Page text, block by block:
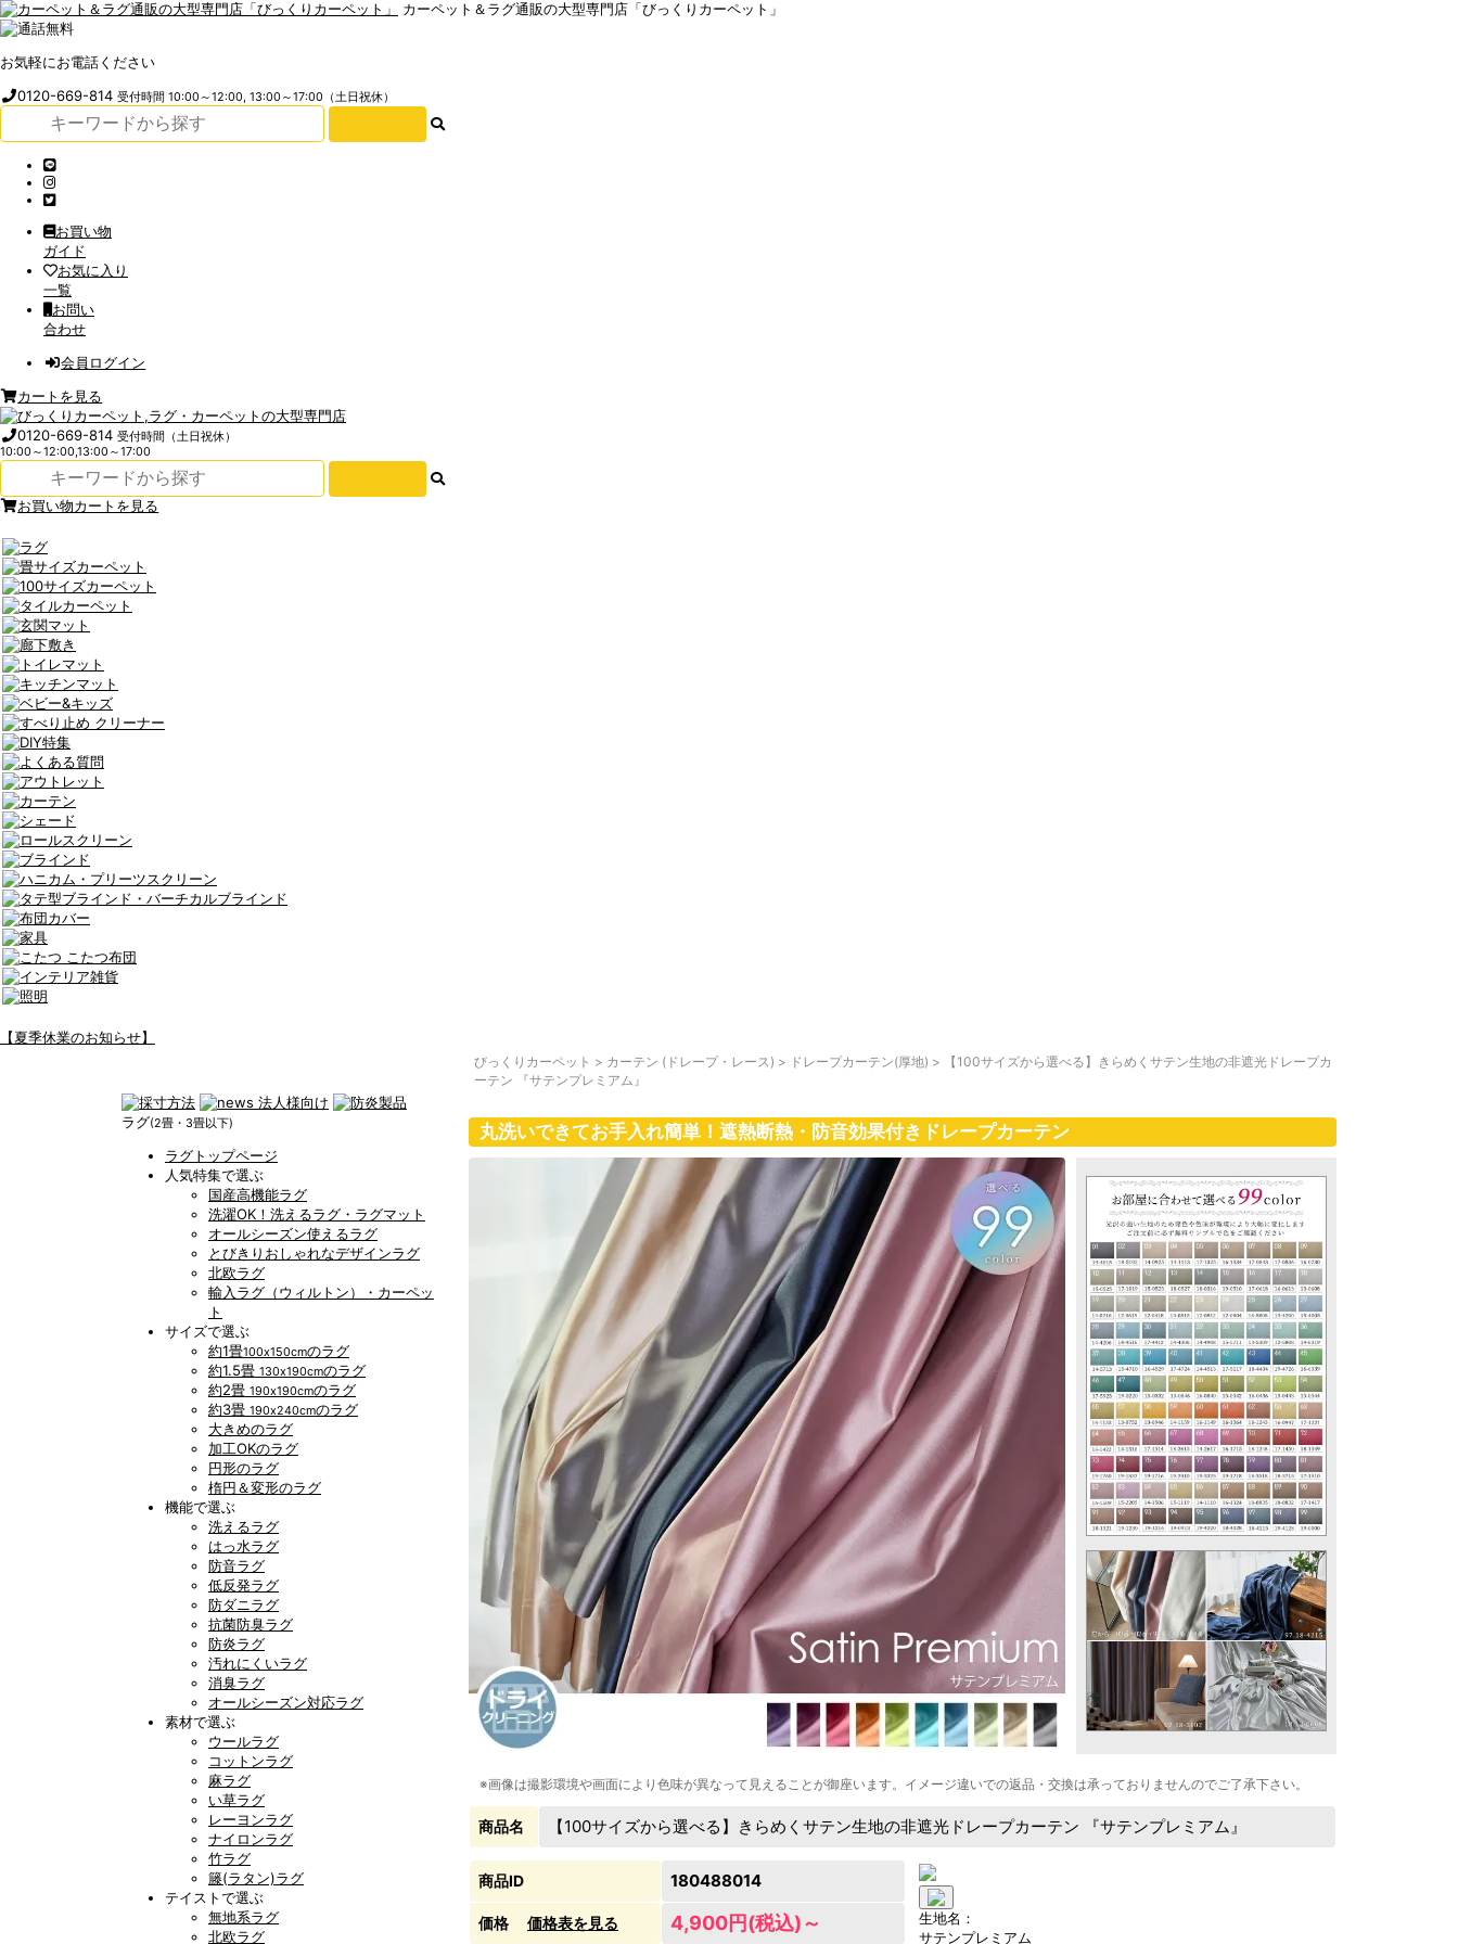
カーペット＆ラグ通販の大型専門店「びっくりカーペット」
お気軽にお電話ください
0120-669-814受付時間 10:00～12:00, 13:00～17:00（土日祝休）
お買い物
ガイド
お気に入り
一覧
お問い
合わせ
会員ログイン
カートを見る
0120-669-814受付時間（土日祝休）
10:00～12:00,13:00～17:00
お買い物カートを見る
【夏季休業のお知らせ】
ラグ(2畳・3畳以下)
ラグトップページ
人気特集で選ぶ
国産高機能ラグ
洗濯OK！洗えるラグ・ラグマット
オールシーズン使えるラグ
とびきりおしゃれなデザインラグ
北欧ラグ
輸入ラグ（ウィルトン）・カーペッ
ト
サイズで選ぶ
約1畳100x150cmのラグ
約1.5畳 130x190cmのラグ
約2畳 190x190cmのラグ
約3畳 190x240cmのラグ
大きめのラグ
加工OKのラグ
円形のラグ
楕円＆変形のラグ
機能で選ぶ
洗えるラグ
はっ水ラグ
防音ラグ
低反発ラグ
防ダニラグ
抗菌防臭ラグ
防炎ラグ
汚れにくいラグ
消臭ラグ
オールシーズン対応ラグ
素材で選ぶ
ウールラグ
コットンラグ
麻ラグ
い草ラグ
レーヨンラグ
ナイロンラグ
竹ラグ
籐(ラタン)ラグ
テイストで選ぶ
無地系ラグ
北欧ラグ
びっくりカーペット > カーテン (ドレープ・レース) > ドレープカーテン(厚地) >
【100サイズから選べる】きらめくサテン生地の非遮光ドレープカ
ーテン 『サテンプレミアム』
丸洗いできてお手入れ簡単！遮熱断熱・防音効果付きドレープカーテン
※画像は撮影環境や画面により色味が異なって見えることが御座います。イメージ違いでの返品・交換は承っておりませんのでご了承下さい。
商品名 【100サイズから選べる】きらめくサテン生地の非遮光ドレープカーテン 『サテンプレミアム』
商品ID 180488014
価格 価格表を見る 4,900円(税込)～
生地名：
サテンプレミアム